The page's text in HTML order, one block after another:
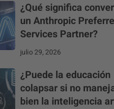
¿Qué significa
un Anthropic
Services Partner?
julio 29, 2026
¿Puede la educación
colapsar si no
bien la inteligencia